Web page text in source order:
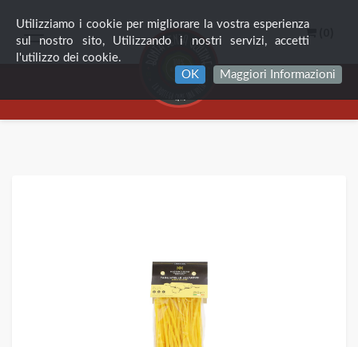
Utilizziamo i cookie per migliorare la vostra esperienza
sul nostro sito, Utilizzando i nostri servizi, accetti
l'utilizzo dei cookie.
OK
Maggiori Informazioni